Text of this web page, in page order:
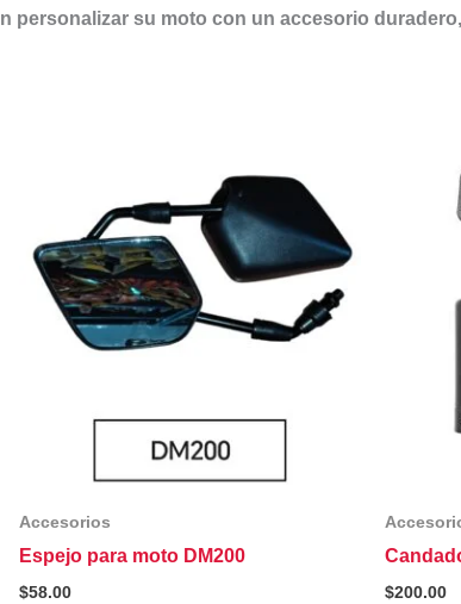
personalizar su moto con un accesorio
Accesorios
Espejo para moto DM200
$58.00 $200.00